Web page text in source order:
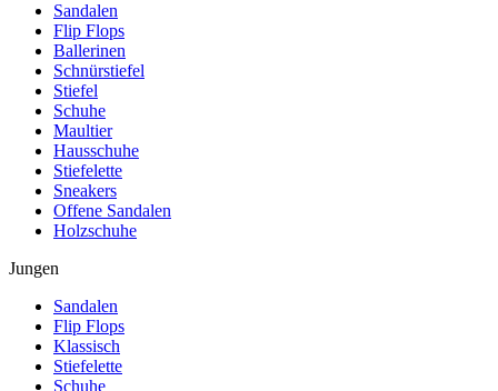
Sandalen
Flip Flops
Ballerinen
Schnürstiefel
Stiefel
Schuhe
Maultier
Hausschuhe
Stiefelette
Sneakers
Offene Sandalen
Holzschuhe
Jungen
Sandalen
Flip Flops
Klassisch
Stiefelette
Schuhe